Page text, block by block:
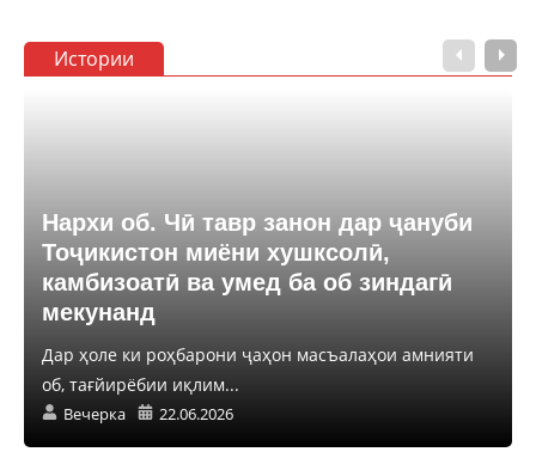
Истории
Нархи об. Чӣ тавр занон дар ҷануби
Тоҷикистон миёни хушксолӣ,
камбизоатӣ ва умед ба об зиндагӣ
мекунанд
Дар ҳоле ки роҳбарони ҷаҳон масъалаҳои амнияти
об, тағйирёбии иқлим...
Вечерка 22.06.2026